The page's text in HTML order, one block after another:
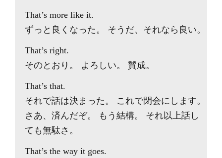
That’s more like it.
ずっと良くなった。 そうだ、それなら良い。
That’s right.
そのとおり。 よろしい。 賛成。
That’s that.
それで話は決まった。 これで閉会にします。
さあ、済んだぞ。 もう結構。 それ以上話し
ても無駄さ。
That’s the way it goes.